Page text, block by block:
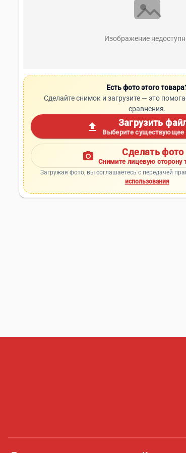
Изображение
Есть фото этого
Сделайте снимок и загрузите — это
сравнения.
upload Загрузить
Выберите существующее
photo_camera Сделать фото
Снимите лицевую сторону
Загружая фото, вы соглашаетесь с передачей
использования